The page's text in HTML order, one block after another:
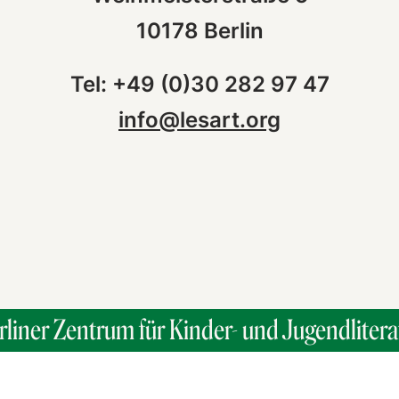
10178 Berlin
Tel: +49 (0)30 282 97 47
info@lesart.org
Zentrum für Kinder- und